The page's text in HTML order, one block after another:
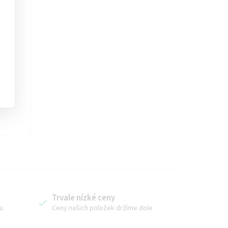
a
Trvale nízké ceny
Ceny našich položek držíme dole